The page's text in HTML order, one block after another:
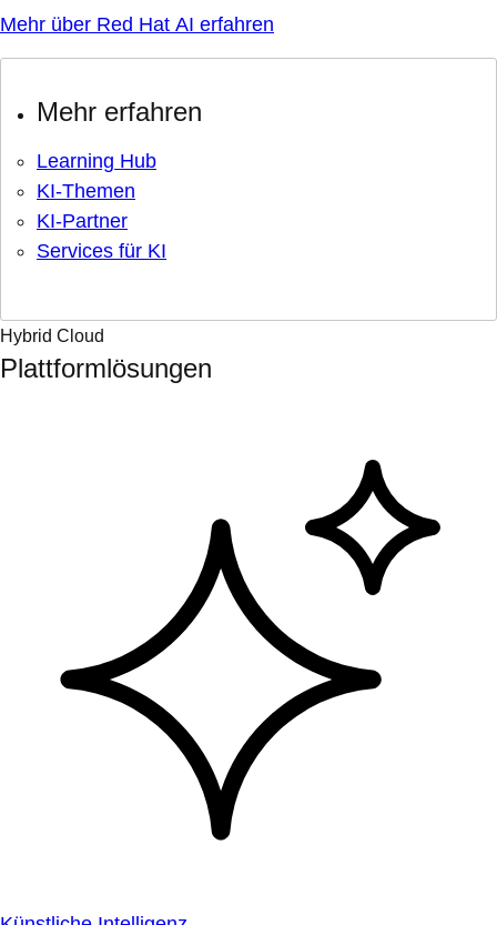
Mehr über Red Hat AI erfahren
Mehr erfahren
Learning Hub
KI-Themen
KI-Partner
Services für KI
Hybrid Cloud
Plattformlösungen